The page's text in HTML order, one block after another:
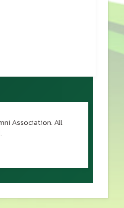
Association. All